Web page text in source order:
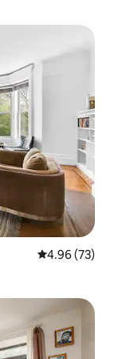
औसत रेटिंग 5 में
4.96 (73)